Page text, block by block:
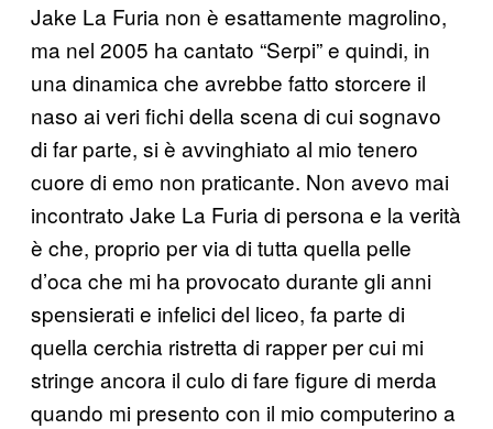
Jake La Furia non è esattamente magrolino,
ma nel 2005 ha cantato “Serpi” e quindi, in
una dinamica che avrebbe fatto storcere il
naso ai veri fichi della scena di cui sognavo
di far parte, si è avvinghiato al mio tenero
cuore di emo non praticante. Non avevo mai
incontrato Jake La Furia di persona e la verità
è che, proprio per via di tutta quella pelle
d’oca che mi ha provocato durante gli anni
spensierati e infelici del liceo, fa parte di
quella cerchia ristretta di rapper per cui mi
stringe ancora il culo di fare figure di merda
quando mi presento con il mio computerino a